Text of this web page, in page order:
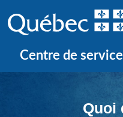
Centre de
Quoi